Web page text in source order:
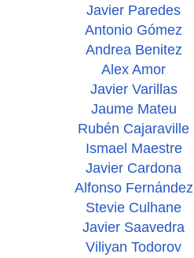
Javier Paredes
Antonio Gómez
Andrea Benitez
Alex Amor
Javier Varillas
Jaume Mateu
Rubén Cajaraville
Ismael Maestre
Javier Cardona
Alfonso Fernández
Stevie Culhane
Javier Saavedra
Viliyan Todorov